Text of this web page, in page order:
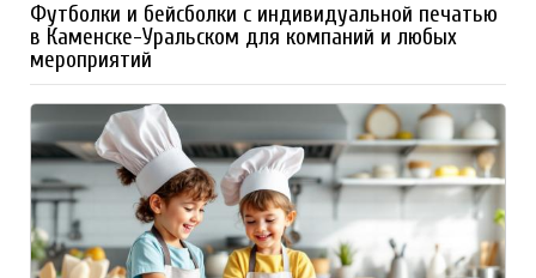
Футболки и бейсболки с индивидуальной печатью
в Каменске-Уральском для компаний и любых
мероприятий